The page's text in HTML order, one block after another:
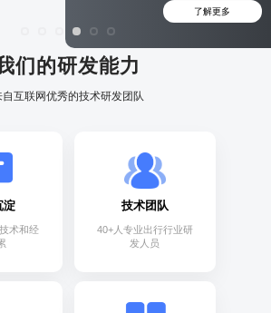
们的研发能力
自互联网优秀的技术研发团队
淀
术和经
技术团队
40+人专业出行行业研
发人员